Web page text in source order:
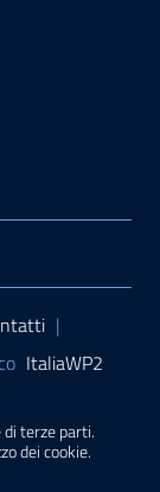
terze parti.
dei cookie.
|
ItaliaWP2
Toscana